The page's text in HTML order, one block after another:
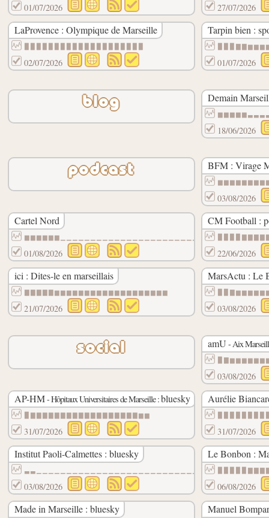
01/07/2026 27/07/2026
LaProvence : Olympique de Marseille
02/07/2026
Tarpin bien :
01/07/2026
blog Demain
18/06/2026
podcast BFM : Virage
03/08/2026
Cartel Nord
▆▆▆▆▆▆▁▁▁▁▁▁▁▁▁▁▁▁▁▁▁▁▁▁▁▁▁▁▁▁▁▁▁▁▁▁▁
01/08/2026
CM Football :
22/06/2026
ici : Dites-le en marseillais
▇▇▇▇▇▆▆▆▆▆▆▆▆▆▆▆▆▆▆▆▆▆▆▆
21/07/2026
MarsActu : Le
03/08/2026
social amU - Aix
03/08/2026
AP-HM- Hôpitaux Universitaires de Marseille :bluesky
▉▇▇▇▇▇▇▇▇▇▇▇▇▇▇▇▇▇▇▆▆
31/07/2026
Aurélie
31/07/2026
Institut Paoli-Calmettes : bluesky
▃▃▁▁▁▁▁▁▁▁▁▁▁▁▁▁▁▁▁▁▁▁▁▁▁▁▁▁▁▁
03/08/2026
Le Bonbon :
06/08/2026
Made in Marseille : bluesky Manuel